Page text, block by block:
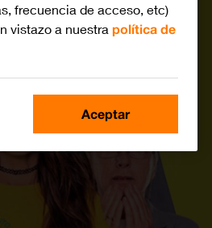
frecuencia de acceso, etc)
vistazo a nuestra política de
Aceptar